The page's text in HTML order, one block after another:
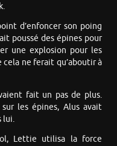
d’enfoncer son poing
poussé des épines pour
une explosion pour les
ne ferait qu’aboutir à
fait un pas de plus.
les épines, Alus avait
lui.
Lettie utilisa la force